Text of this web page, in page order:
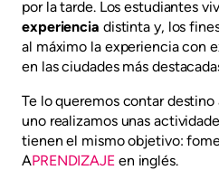
por la tarde. Los estudiantes
experiencia distinta y, los
al máximo la experiencia con
en las ciudades más
Te lo queremos contar
uno realizamos unas
tienen el mismo objetivo:
APRENDIZAJEen inglés.